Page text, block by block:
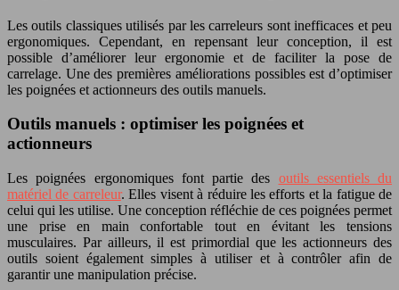
Les outils classiques utilisés par les carreleurs sont inefficaces et peu
ergonomiques. Cependant, en repensant leur conception, il est
possible d’améliorer leur ergonomie et de faciliter la pose de
carrelage. Une des premières améliorations possibles est d’optimiser
les poignées et actionneurs des outils manuels.
Outils manuels : optimiser les poignées et
actionneurs
Les poignées ergonomiques font partie des outils essentiels du
matériel de carreleur. Elles visent à réduire les efforts et la fatigue de
celui qui les utilise. Une conception réfléchie de ces poignées permet
une prise en main confortable tout en évitant les tensions
musculaires. Par ailleurs, il est primordial que les actionneurs des
outils soient également simples à utiliser et à contrôler afin de
garantir une manipulation précise.